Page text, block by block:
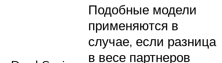
Подобные модели
применяются в
случае, если разница
в весе партнеров